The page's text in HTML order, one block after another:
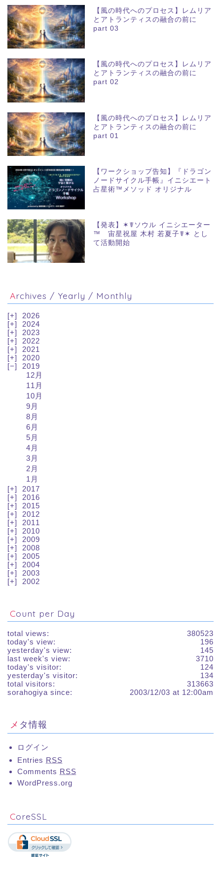
【風の時代へのプロセス】レムリア
とアトランティスの融合の前に
part 03
【風の時代へのプロセス】レムリア
とアトランティスの融合の前に
part 02
【風の時代へのプロセス】レムリア
とアトランティスの融合の前に
part 01
【ワークショップ告知】『ドラゴン
ノードサイクル手帳』イニシエート
占星術™メソッド オリジナル
【発表】✶☤ソウル イニシエーター
™ 宙星祝屋 木村 若夏子☤✶ とし
て活動開始
Archives / Yearly / Monthly
2026
2024
2023
2022
2021
2020
2019
12月
11月
10月
9月
8月
6月
5月
4月
3月
2月
1月
2017
2016
2015
2012
2011
2010
2009
2008
2005
2004
2003
2002
Count per Day
380523
total views:
196
today's view:
145
yesterday's view:
3710
last week's view:
124
today's visitor:
134
yesterday's visitor:
313663
total visitors:
2003/12/03 at 12:00am
sorahogiya since:
メタ情報
ログイン
Entries RSS
Comments RSS
WordPress.org
CoreSSL